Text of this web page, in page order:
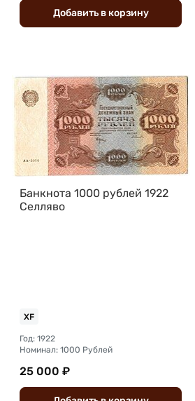
Добавить вкорзину
Банкнота 1000 рублей 1922
Селляво
XF
Год: 1922
Номинал: 1000 Рублей
25 000 ₽